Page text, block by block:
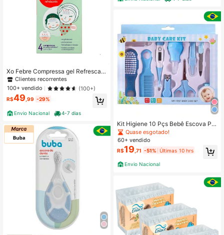
Xo Febre Compressa gel Refrescant
e Febre Vacina Likluc 4 Unidades d
or batida injeção alívio Criança
Clientes recorrentes
100+ vendido
(100+)
R$49 ,99 -29%
Envio Nacional 4-7 dias
Kit Higiene 10 Pçs Bebê Escova Pe
nte Termômetro Tesoura
Quase esgotado!
60+ vendido
R$19 ,71 -51% Últimas 10 hrs
Envio Nacional